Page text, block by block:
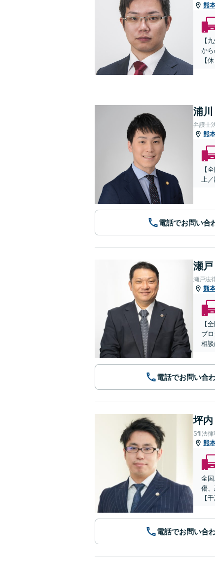
熊
【
か
【
浦
弁護士
熊
【
上
電話でお問い合
瀬
瀬戸法
熊
【
ブ
相
電話でお問い合
坪内
Sfil法
熊
全
傷
【
電話でお問い合